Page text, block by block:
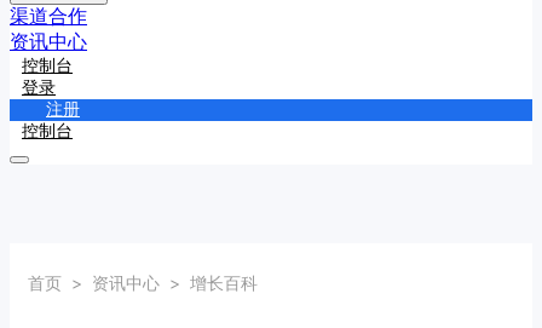
渠道合作
资讯中心
控制台
登录
注册
控制台
首页 > 资讯中心 > 增长百科